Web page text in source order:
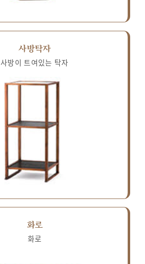
사방탁자
사방이 트여있는 탁자
화로
화로